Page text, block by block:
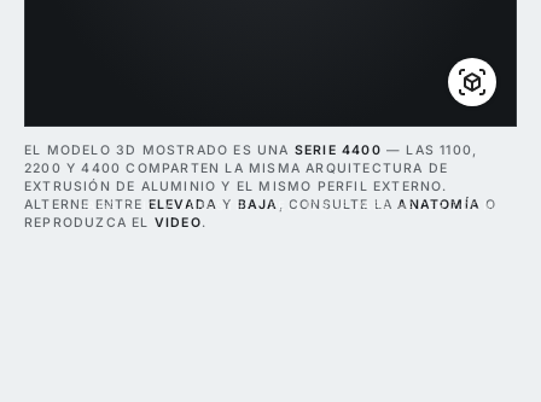
HAGA CLIC Y ARRASTRE · PELLIZQUE PARA HACER ZOOM
EL MODELO 3D MOSTRADO ES UNA SERIE 4400 — LAS 1100,
2200 Y 4400 COMPARTEN LA MISMA ARQUITECTURA DE
EXTRUSIÓN DE ALUMINIO Y EL MISMO PERFIL EXTERNO.
ALTERNE ENTRE ELEVADA Y BAJA , CONSULTE LAANATOMÍA O
REPRODUZCA EL VIDEO.